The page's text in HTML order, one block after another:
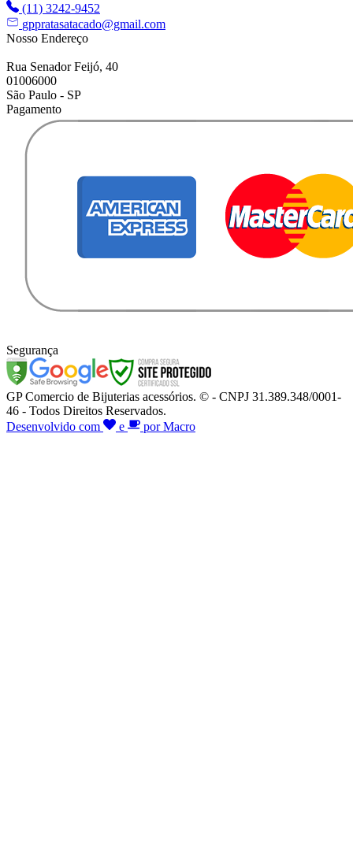
(11) 3242-9452
gppratasatacado@gmail.com
Nosso Endereço
Rua Senador Feijó, 40
01006000
São Paulo - SP
Pagamento
Segurança
GP Comercio de Bijuterias acessórios. © - CNPJ 31.389.348/0001-
46 - Todos Direitos Reservados.
Desenvolvido com
e por Macro